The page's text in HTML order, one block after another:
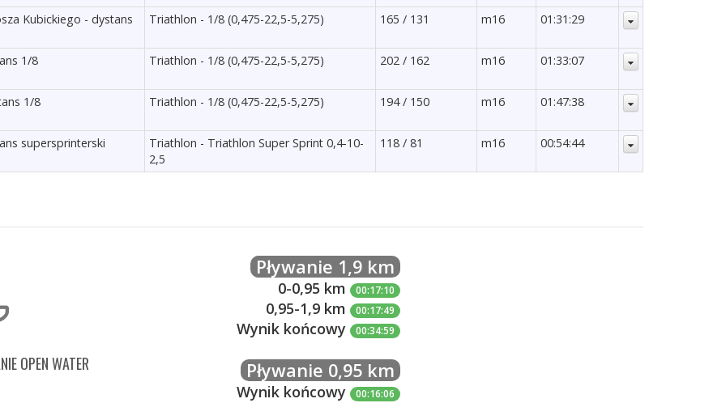
Kubickiego - dystans
Triathlon - 1/8 (0,475-22,5-5,275) 165 / 131 m16 01:31:29
1/8 Triathlon - 1/8 (0,475-22,5-5,275) 202 / 162 m16 01:33:07
1/8 Triathlon - 1/8 (0,475-22,5-5,275) 194 / 150 m16 01:47:38
supersprinterski
Triathlon - Triathlon Super Sprint 0,4-10-
2,5
118 / 81 m16 00:54:44
OPEN WATER
Pływanie 1,9 km
0-0,95 km 00:17:10
0,95-1,9 km 00:17:49
Wynik końcowy 00:34:59
Pływanie 0,95 km
Wynik końcowy 00:16:06